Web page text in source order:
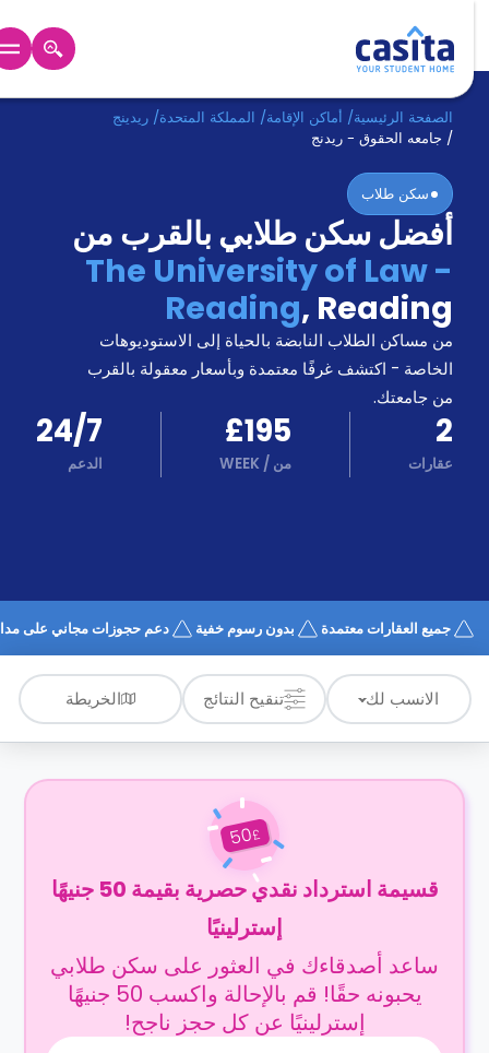
الرئيسية عربي GBP
دخول
حجز
السكن
من
نحن؟
المدونة
أخبر
أصدقائك
و
اكسب
كن
شريكا
الدعم
كيف
تعمل؟
الأسئلة
الشائعة
الصفحة الرئيسية/أماكن الإقامة/المملكة المتحدة/ريدينج
جامعه الحقوق - ريدنج
سكن طلاب
أفضل سكن طلابي بالقرب من
The University of Law -
Reading ,Reading
من مساكن الطلاب النابضة بالحياة إلى الاستوديوهات
الخاصة - اكتشف غرفًا معتمدة وبأسعار معقولة بالقرب
من جامعتك.
2
عقارات
£195
من/
WEEK
24/7
الدعم
جميع العقارات معتمدة بدون رسوم خفية دعم حجوزات مجاني على مدار 24/7
الانسب لك تنقيح النتائج الخريطة
£
50
قسيمة استرداد نقدي حصرية بقيمة 50 جنيهًا
إسترلينيًا
ساعد أصدقاءك في العثور على سكن طلابي
يحبونه حقًا! قم بالإحالة واكسب 50 جنيهًا
إسترلينيًا عن كل حجز ناجح!